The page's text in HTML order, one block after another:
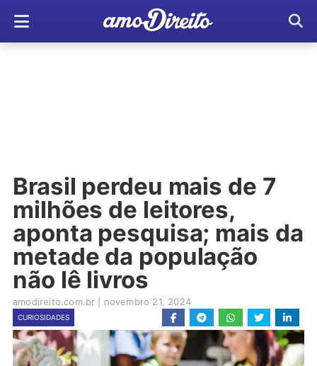
Brasil perdeu mais de 7
milhões de leitores,
aponta pesquisa; mais da
metade da população
não lê livros
amodireito.com.br novembro 21, 2024
CURIOSIDADES